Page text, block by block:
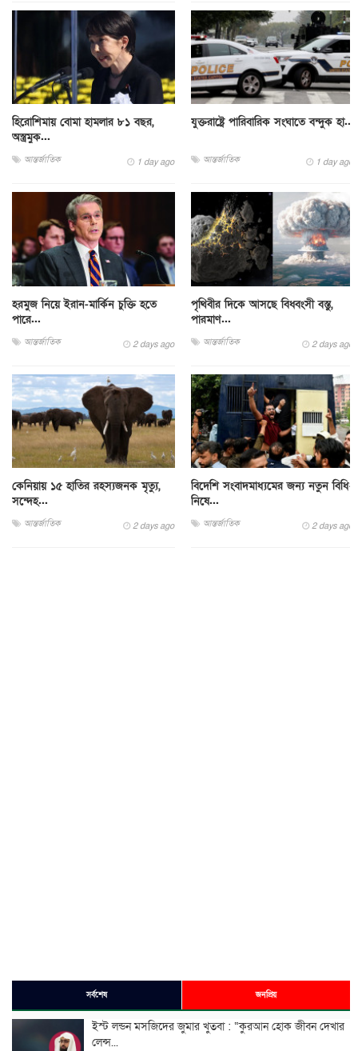
হিরোশিমায় বোমা হামলার ৮১ বছর,
অস্ত্রমুক...
আন্তর্জাতিক 1 day ago
যুক্তরাষ্ট্রে পারিবারিক সংঘাতে বন্দুক হা...
আন্তর্জাতিক 1 day ago
হরমুজ নিয়ে ইরান-মার্কিন চুক্তি হতে
পারে...
আন্তর্জাতিক 2 days ago
পৃথিবীর দিকে আসছে বিধ্বংসী বস্তু,
পারমাণ...
আন্তর্জাতিক 2 days ago
কেনিয়ায় ১৫ হাতির রহস্যজনক মৃত্যু,
সন্দেহ...
আন্তর্জাতিক 2 days ago
বিদেশি সংবাদমাধ্যমের জন্য নতুন বিধি-
নিষে...
আন্তর্জাতিক 2 days ago
সর্বশেষ জনপ্রিয়
ইস্ট লন্ডন মসজিদের জুমার খুতবা : “কুরআন হোক জীবন দেখার
লেন্স...